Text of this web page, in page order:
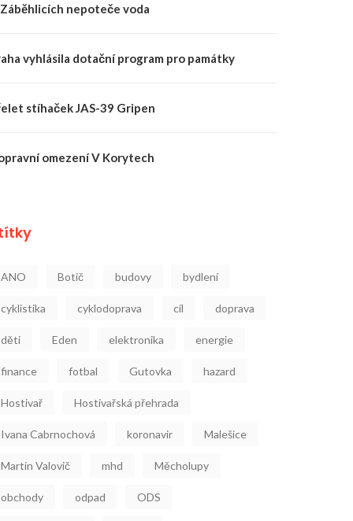
nepoteče voda
vyhlásila dotační program pro památky
stíhaček JAS-39 Gripen
omezení V Korytech
ANO Botič budovy bydlení
cyklistika cyklodoprava cíl doprava
děti Eden elektronika energie
finance fotbal Gutovka hazard
Hostivař Hostivařská přehrada
Ivana Cabrnochová koronavir Malešice
Martin Valovič mhd Měcholupy
obchody odpad ODS